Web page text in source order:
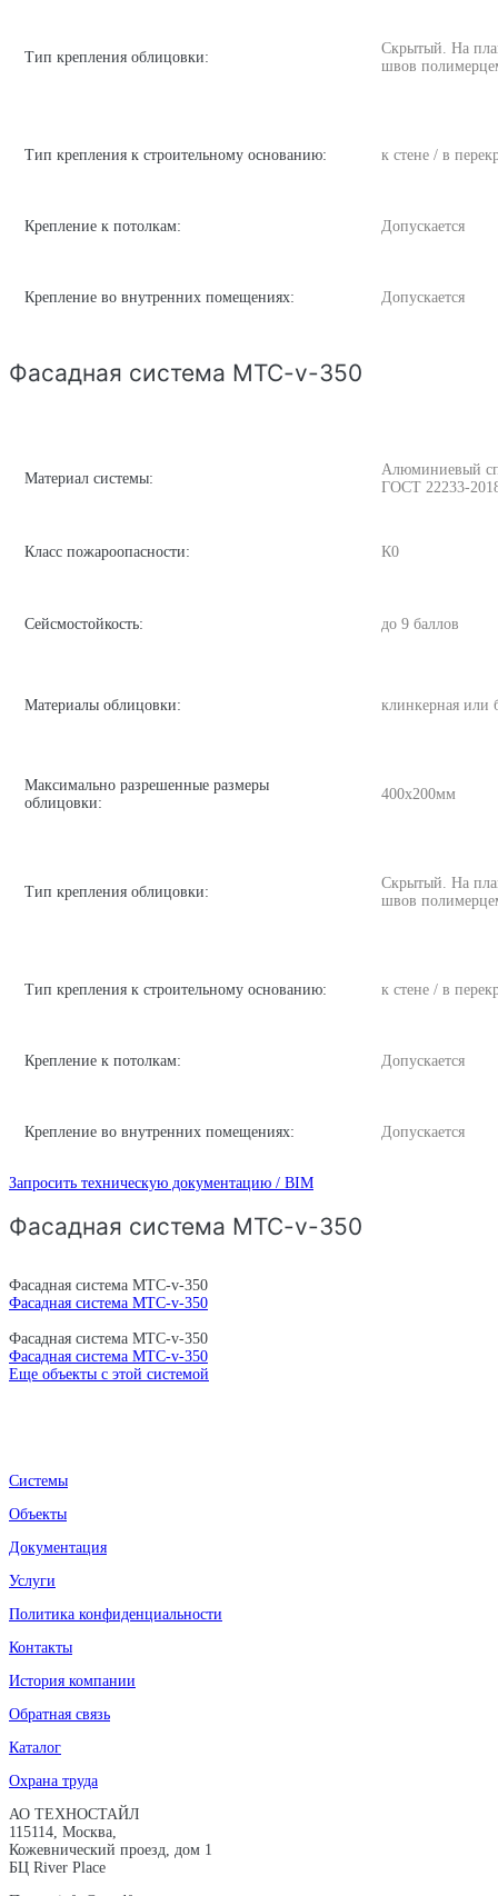
Тип крепления облицовки:
Скрытый. На
швов
Тип крепления к строительному основанию: к стене / в
Крепление к потолкам: Допускается
Крепление во внутренних помещениях: Допускается
Фасадная система MTC-v-350
Материал системы:
Алюминиевый
ГОСТ 22233-
Класс пожароопасности: К0
Сейсмостойкость: до 9 баллов
Материалы облицовки: клинкерная или
Максимально разрешенные размеры
облицовки:
400х200мм
Тип крепления облицовки:
Скрытый. На
швов
Тип крепления к строительному основанию: к стене / в
Крепление к потолкам: Допускается
Крепление во внутренних помещениях: Допускается
Запросить техническую документацию / BIM
Фасадная система MTC-v-350
Фасадная система MTC-v-350
Фасадная система MTC-v-350
Фасадная система MTC-v-350
Фасадная система MTC-v-350
Еще объекты с этой системой
Системы
Объекты
Документация
Услуги
Политика конфиденциальности
Контакты
История компании
Обратная связь
Каталог
Охрана труда
АО ТЕХНОСТАЙЛ
115114, Москва,
Кожевнический проезд, дом 1
БЦ River Place